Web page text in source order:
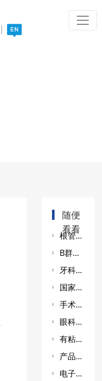
|
随便
看看
根管预备机注册审查指导原则
B群链球菌核酸检测试剂注册技术 审查指导原则
牙科印模材料产品注册单元应如何划分?
国家食品药品监督管理总局关于医疗器械临床试验备案有关事宜的公告（2015年第87号）
手术无影灯注册技术审查指导原则（2017年第30号）
眼科超声乳化和眼前节玻璃体切除设备及附件注册技术审查指导原则
有粘胶背衬的聚氨酯泡沫敷料
产品在进行化学性能研究时，某项化学性能（例如还原物质）出现异常，需如何进行评价？
电子血压计（示波法）注册技术审查指导原则